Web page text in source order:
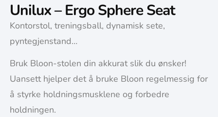
Unilux – Ergo Sphere Seat
Kontorstol, treningsball, dynamisk sete,
pyntegjenstand…
Bruk Bloon-stolen din akkurat slik du ønsker!
Uansett hjelper det å bruke Bloon regelmessig for
å styrke holdningsmusklene og forbedre
holdningen.